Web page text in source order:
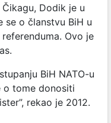
Dodik je u
se o članstvu BiH u
Ovo je
BiH NATO-u
o tome donositi
rekao je 2012.